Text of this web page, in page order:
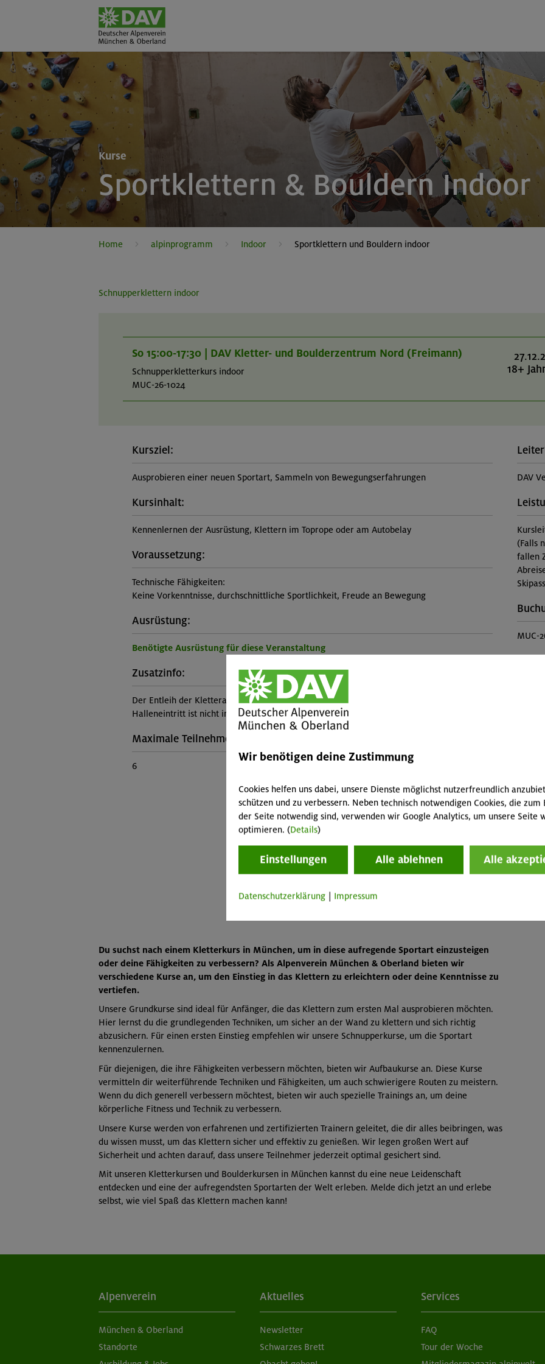
Sportklettern & Bouldern Indoor
Kurse
Home alpinprogramm Indoor Sportklettern und Bouldern indoor
Schnupperklettern indoor
So 15:00-17:30 | DAV Kletter- und Boulderzentrum Nord (Freimann)
Schnupperkletterkurs indoor
MUC-26-1024
18+
Kursziel:
Ausprobieren einer neuen Sportart, Sammeln von Bewegungserfahrungen
Kursinhalt:
Kennenlernen der Ausrüstung, Klettern im Toprope oder am Autobelay
Voraussetzung:
Technische Fähigkeiten:
Keine Vorkenntnisse, durchschnittliche Sportlichkeit, Freude an Bewegung
Ausrüstung:
Benötigte Ausrüstung für diese Veranstaltung
Zusatzinfo:
Der Entleih der Kletterausrüstung (inkl. Kletterschuhe) ist im Kurspreis enthalten. Der
Halleneintritt ist nicht im Kurspreis enthalten.
Maximale Teilnehmerzahl:
6
DAV
(Falls
fallen
MUC-
Du suchst nach einem Kletterkurs in München, um in diese aufregende Sportart einzusteigen
oder deine Fähigkeiten zu verbessern? Als Alpenverein München & Oberland bieten wir
verschiedene Kurse an, um den Einstieg in das Klettern zu erleichtern oder deine Kenntnisse zu
vertiefen.
Unsere Grundkurse sind ideal für Anfänger, die das Klettern zum ersten Mal ausprobieren möchten.
Hier lernst du die grundlegenden Techniken, um sicher an der Wand zu klettern und sich richtig
abzusichern. Für einen ersten Einstieg empfehlen wir unsere Schnupperkurse, um die Sportart
kennenzulernen.
Für diejenigen, die ihre Fähigkeiten verbessern möchten, bieten wir Aufbaukurse an. Diese Kurse
vermitteln dir weiterführende Techniken und Fähigkeiten, um auch schwierigere Routen zu meistern.
Wenn du dich generell verbessern möchtest, bieten wir auch spezielle Trainings an, um deine
körperliche Fitness und Technik zu verbessern.
Unsere Kurse werden von erfahrenen und zertifizierten Trainern geleitet, die dir alles beibringen, was
du wissen musst, um das Klettern sicher und effektiv zu genießen. Wir legen großen Wert auf
Sicherheit und achten darauf, dass unsere Teilnehmer jederzeit optimal gesichert sind.
Mit unseren Kletterkursen und Boulderkursen in München kannst du eine neue Leidenschaft
entdecken und eine der aufregendsten Sportarten der Welt erleben. Melde dich jetzt an und erlebe
selbst, wie viel Spaß das Klettern machen kann!
Alpenverein
München & Oberland
Standorte
Aktuelles
Newsletter
Schwarzes Brett
Services
FAQ
Tour der Woche
Wir benötigen deine Zustimmung
Cookies helfen uns dabei, unsere Dienste möglichst nutzerfreundlich
schützen und zu verbessern. Neben technisch notwendigen Cookies, die zum
der Seite notwendig sind, verwenden wir Google Analytics, um unsere Seite
optimieren. (Details)
Einstellungen Alle ablehnen Alle
Datenschutzerklärung | Impressum